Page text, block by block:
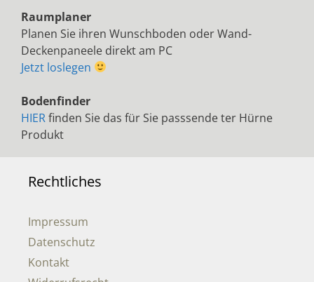
Raumplaner
Planen Sie ihren Wunschboden oder Wand-
Deckenpaneele direkt am PC
Jetzt loslegen
Bodenfinder
HIERfinden Sie das für Sie passsende ter Hürne
Produkt
Rechtliches
Impressum
Datenschutz
Kontakt